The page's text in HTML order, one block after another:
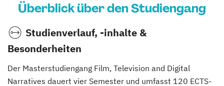
Überblick über den Studiengang
Studienverlauf, -inhalte &
Besonderheiten
Der Masterstudiengang Film, Television and Digital
Narratives dauert vier Semester und umfasst 120 ECTS-